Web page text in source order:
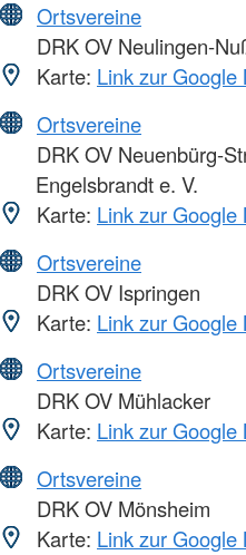
Ortsvereine
DRK OV Neulingen-
Karte: Link zur Google
Ortsvereine
DRK OV Neuenbürg-
Engelsbrandt e. V.
Karte: Link zur Google
Ortsvereine
DRK OV Ispringen
Karte: Link zur Google
Ortsvereine
DRK OV Mühlacker
Karte: Link zur Google
Ortsvereine
DRK OV Mönsheim
Karte: Link zur Google